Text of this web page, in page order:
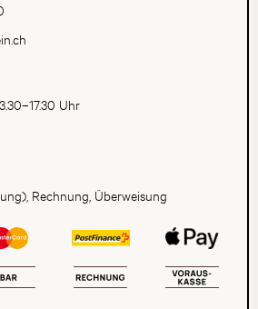
Uhr
Rechnung, Überweisung